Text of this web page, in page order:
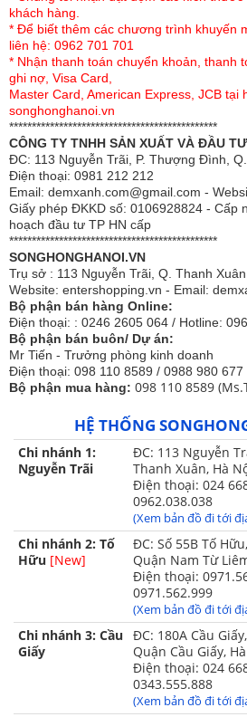
- 01 vỏ gối ôm 38x100cm
- 01 vỏ chăn ghim bông 200x230cm
Kết cấu ga tấm phủ sang trọng
Hướng dẫn cách giặt là sản
• Nên giặt ở chế độ nhẹ nhất có
nên dùng túi giặt cho dòng sản
• Sau khi giặt phải phơi ngay chỗ
trực tiếp dưới ánh nắng
• Không dùng hóa chất giặt tẩy
• không được ngâm nước lâu
• không giặt khô là hơi
• Không được sấy nhanh bằng
=> Mời quý khách tham khảo thêm
Entershopping khác tại đây
khách hàng.
* Để biết thêm các chương trình khuyến
liên hệ: 0962 701 701
* Nhận thanh toán chuyển khoản, thanh
ghi nợ, Visa Card,
Master Card, American Express, JCB tại
songhonghanoi.vn
**********************************************
CÔNG TY TNHH SẢN XUẤT VÀ ĐẦU
ĐC: 113 Nguyễn Trãi, P. Thượng Đình,
Điện thoại: 0981 212 212
Email: demxanh.com@gmail.com -
Giấy phép ĐKKD số: 0106928824 - Cấp
hoạch đầu tư TP HN cấp
**********************************************
SONGHONGHANOI.VN
Trụ sở : 113 Nguyễn Trãi, Q. Thanh
Website: entershopping.vn - Email:
Bộ phận bán hàng Online:
Điện thoại: : 0246 2605 064 / Hotline:
Bộ phận bán buôn/ Dự án:
Mr Tiến - Trưởng phòng kinh doanh
Điện thoại: 098 110 8589 / 0988 980
Bộ phận mua hàng: 098 110 8589
HỆ THỐNG
Chi nhánh 1:
Nguyễn Trãi
ĐC: 113 Nguyễn
Thanh Xuân, Hà
Điện thoại: 024
0962.038.038
(Xem bản đồ đi tới
Chi nhánh 2: Tố
Hữu [New]
ĐC: Số 55B Tố
Quận Nam Từ
Điện thoại:
0971.562.999
(Xem bản đồ đi tới
Chi nhánh 3: Cầu
Giấy
ĐC: 180A Cầu
Quận Cầu Giấy,
Điện thoại: 024
0343.555.888
(Xem bản đồ đi tới